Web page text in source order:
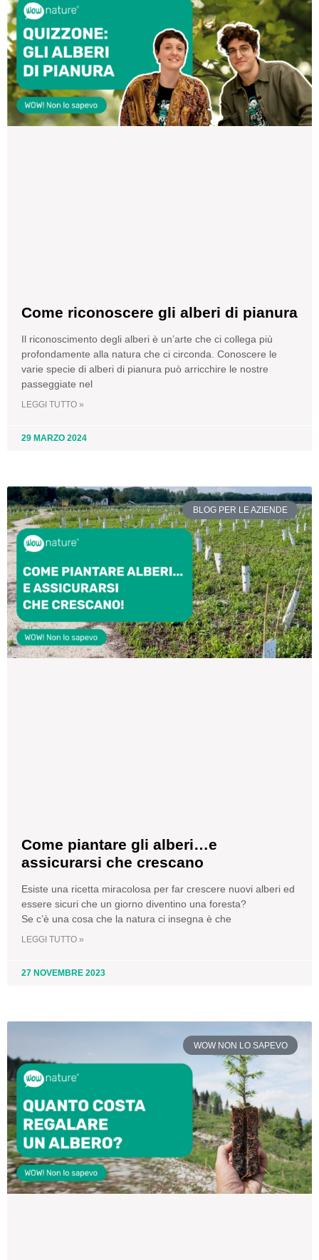
Come riconoscere gli alberi di pianura
Il riconoscimento degli alberi è un’arte che ci collega più
profondamente alla natura che ci circonda. Conoscere le
varie specie di alberi di pianura può arricchire le nostre
passeggiate nel
LEGGI TUTTO »
29 MARZO 2024
BLOG PER LE AZIENDE
Come piantare gli alberi…e
assicurarsi che crescano
Esiste una ricetta miracolosa per far crescere nuovi alberi ed
essere sicuri che un giorno diventino una foresta?
Se c’è una cosa che la natura ci insegna è che
LEGGI TUTTO »
27 NOVEMBRE 2023
WOW NON LO SAPEVO